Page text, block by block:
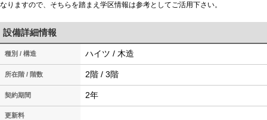
なりますので、そちらを踏まえ学区情報は参考としてご活用下さい。
設備詳細情報
種別 / 構造 ハイツ / 木造
所在階 / 階数 2階 / 3階
契約期間 2年
更新料